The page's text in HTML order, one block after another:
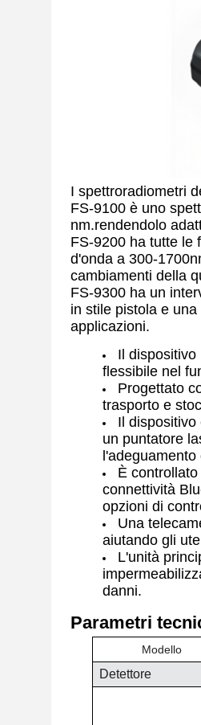
I spettroradiometri
FS-9100 è uno
nm.rendendolo
FS-9200 ha tutte le
d'onda a 300-
cambiamenti della
FS-9300 ha un
in stile pistola e
applicazioni.
Il
flessibile nel
Progettato
trasporto e
Il
un puntatore
È
connettività
opzioni di
Una
aiutando gli
L'unità
danni.
Parametri
Modello
Detettore